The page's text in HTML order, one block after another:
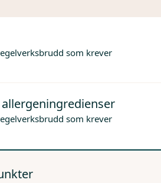
som krever
som krever